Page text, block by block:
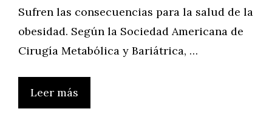
Sufren las consecuencias para la salud de la
obesidad. Según la Sociedad Americana de
Cirugía Metabólica y Bariátrica, …
Leer más